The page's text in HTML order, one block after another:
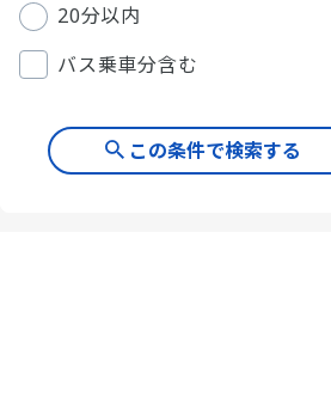
20分以内
バス乗車分含む
この条件で検索する